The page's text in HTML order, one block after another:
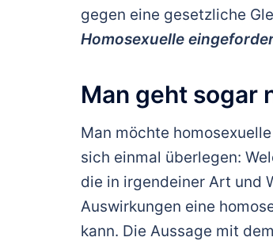
gegen eine gesetzliche
Homosexuelle
Man geht sogar
Man möchte
sich einmal überlegen:
die in irgendeiner Art und
Auswirkungen eine
kann. Die Aussage mit